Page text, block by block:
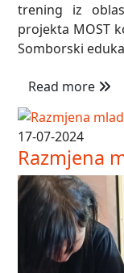
trening iz
projekta MOST
Somborski
Read more
17-07-2024
Razmjena